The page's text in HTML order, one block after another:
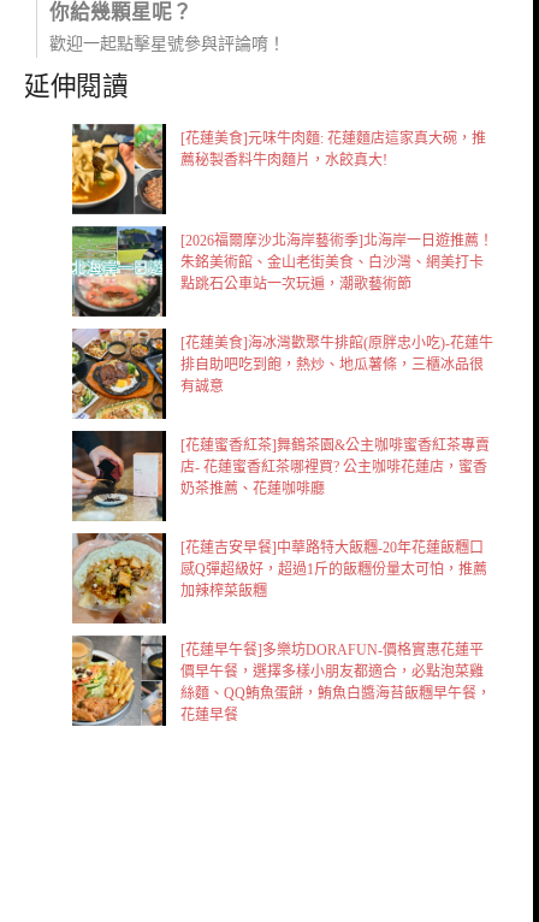
你給幾顆星呢？
歡迎一起點擊星號參與評論唷！
延伸閱讀
[花蓮美食]元味牛肉麵: 花蓮麵店這家真大碗，推
薦秘製香料牛肉麵片，水餃真大!
[2026福爾摩沙北海岸藝術季]北海岸一日遊推薦！
朱銘美術館、金山老街美食、白沙灣、網美打卡
點跳石公車站一次玩遍，潮歌藝術節
[花蓮美食]海冰灣歡聚牛排館(原胖忠小吃)-花蓮牛
排自助吧吃到飽，熱炒、地瓜薯條，三櫃冰品很
有誠意
[花蓮蜜香紅茶]舞鶴茶園&公主咖啡蜜香紅茶專賣
店- 花蓮蜜香紅茶哪裡買? 公主咖啡花蓮店，蜜香
奶茶推薦、花蓮咖啡廳
[花蓮吉安早餐]中華路特大飯糰-20年花蓮飯糰口
感Q彈超級好，超過1斤的飯糰份量太可怕，推薦
加辣榨菜飯糰
[花蓮早午餐]多樂坊DORAFUN-價格實惠花蓮平
價早午餐，選擇多樣小朋友都適合，必點泡菜雞
絲麵、QQ鮪魚蛋餅，鮪魚白醬海苔飯糰早午餐，
花蓮早餐